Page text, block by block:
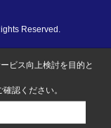
Reserved.
ビス向上検討を目的と
確認ください。